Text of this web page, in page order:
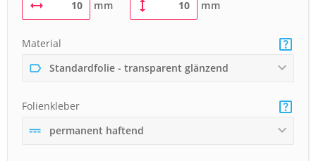
Material
Standardfolie - transparent glänzend
mm
mm
Folienkleber
permanent haftend